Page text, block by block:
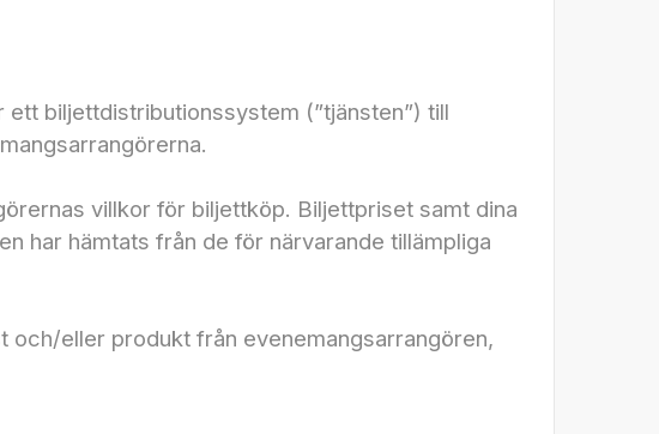
biljettdistributionssystem (”tjänsten”) till
villkor för biljettköp. Biljettpriset samt dina
har hämtats från de för närvarande tillämpliga
och/eller produkt från evenemangsarrangören,